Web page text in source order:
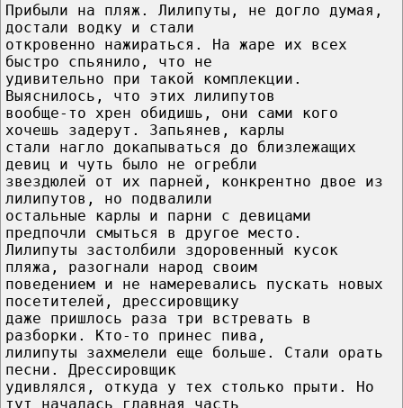
Прибыли на пляж. Лилипуты, не догло думая,
достали водку и стали
откровенно нажираться. На жаре их всех
быстро спьянило, что не
удивительно при такой комплекции.
Выяснилось, что этих лилипутов
вообще-то хрен обидишь, они сами кого
хочешь задерут. Запьянев, карлы
стали нагло докапываться до близлежащих
девиц и чуть было не огребли
звездюлей от их парней, конкрентно двое из
лилипутов, но подвалили
остальные карлы и парни с девицами
предпочли смыться в другое место.
Лилипуты застолбили здоровенный кусок
пляжа, разогнали народ своим
поведением и не намеревались пускать новых
посетителей, дрессировщику
даже пришлось раза три встревать в
разборки. Кто-то принес пива,
лилипуты захмелели еще больше. Стали орать
песни. Дрессировщик
удивлялся, откуда у тех столько прыти. Но
тут началась главная часть